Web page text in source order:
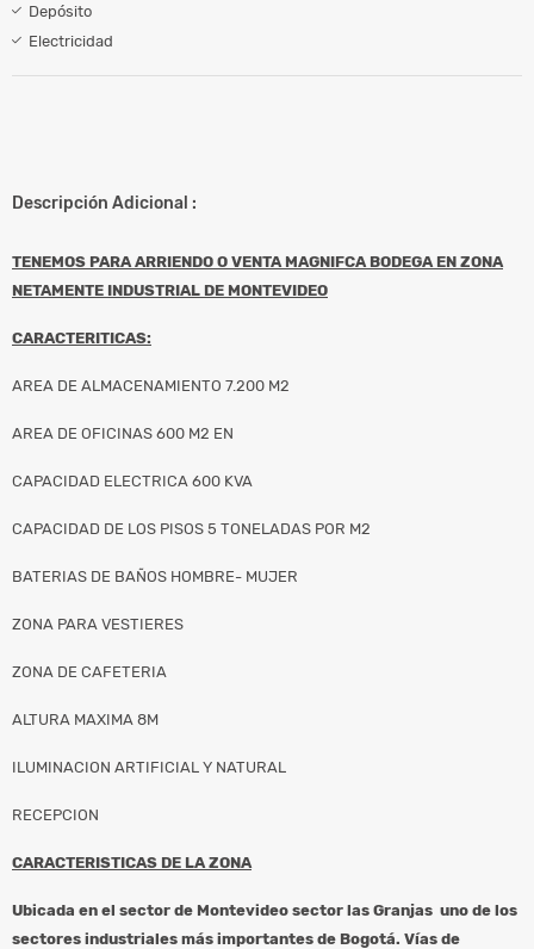
Depósito
Electricidad
Descripción Adicional :
TENEMOS PARA ARRIENDO O VENTA MAGNIFCA BODEGA EN ZONA
NETAMENTE INDUSTRIAL DE MONTEVIDEO
CARACTERITICAS:
AREA DE ALMACENAMIENTO 7.200 M2
AREA DE OFICINAS 600 M2 EN
CAPACIDAD ELECTRICA 600 KVA
CAPACIDAD DE LOS PISOS 5 TONELADAS POR M2
BATERIAS DE BAÑOS HOMBRE- MUJER
ZONA PARA VESTIERES
ZONA DE CAFETERIA
ALTURA MAXIMA 8M
ILUMINACION ARTIFICIAL Y NATURAL
RECEPCION
CARACTERISTICAS DE LA ZONA
Ubicada en el sector de Montevideo sector las Granjas uno de los
sectores industriales más importantes de Bogotá. Vías de